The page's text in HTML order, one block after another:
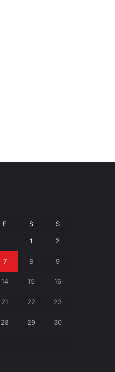
F S S
1 2
7 8 9
14 15 16
21 22 23
28 29 30